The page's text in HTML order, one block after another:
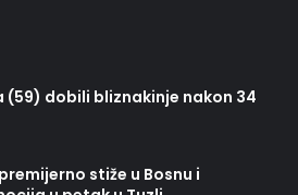
(59) dobili bliznakinje nakon 34
stiže u Bosnu i